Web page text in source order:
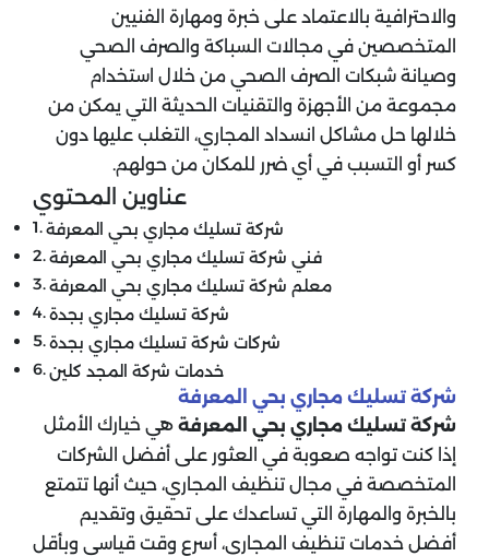
والاحترافية بالاعتماد على خبرة ومهارة الفنيين
المتخصصين في مجالات السباكة والصرف الصحي
وصيانة شبكات الصرف الصحي من خلال استخدام
مجموعة من الأجهزة والتقنيات الحديثة التي يمكن من
خلالها حل مشاكل انسداد المجاري، التغلب عليها دون
كسر أو التسبب في أي ضرر للمكان من حولهم.
عناوين المحتوي
شركة تسليك مجاري بحي المعرفة
فني شركة تسليك مجاري بحي المعرفة
معلم شركة تسليك مجاري بحي المعرفة
شركة تسليك مجاري بجدة
شركات شركة تسليك مجاري بجدة
خدمات شركة المجد كلين
شركة تسليك مجاري بحي المعرفة
شركة تسليك مجاري بحي المعرفة هي خيارك الأمثل
إذا كنت تواجه صعوبة في العثور على أفضل الشركات
المتخصصة في مجال تنظيف المجاري، حيث أنها تتمتع
بالخبرة والمهارة التي تساعدك على تحقيق وتقديم
أفضل خدمات تنظيف المجاري، أسرع وقت قياسي وبأقل